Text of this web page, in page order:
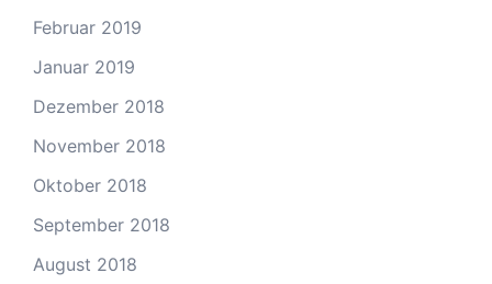
Februar 2019
Januar 2019
Dezember 2018
November 2018
Oktober 2018
September 2018
August 2018